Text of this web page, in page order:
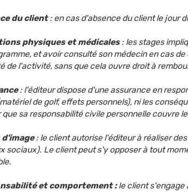
du client: en cas d'absence du client le jour
physiques et médicales: les stages
et avoir consulté son médecin en cas
de l'activité, sans que cela ouvre droit à
: l'éditeur dispose d'une assurance en
de golf, effets personnels), ni les
que sa responsabilité civile personnelle couvre
: le client autorise l'éditeur à réaliser
sociaux). Le client peut s'y opposer à tout
et comportement :le client s'engage